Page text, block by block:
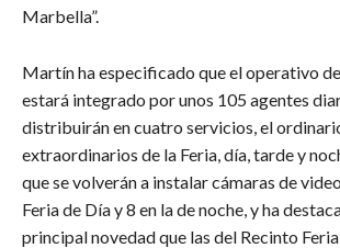
Marbella”.
Martín ha especificado que el operativo
estará integrado por unos 105 agentes
distribuirán en cuatro servicios, el
extraordinarios de la Feria, día, tarde y
que se volverán a instalar cámaras de
Feria de Día y 8 en la de noche, y ha
principal novedad que las del Recinto